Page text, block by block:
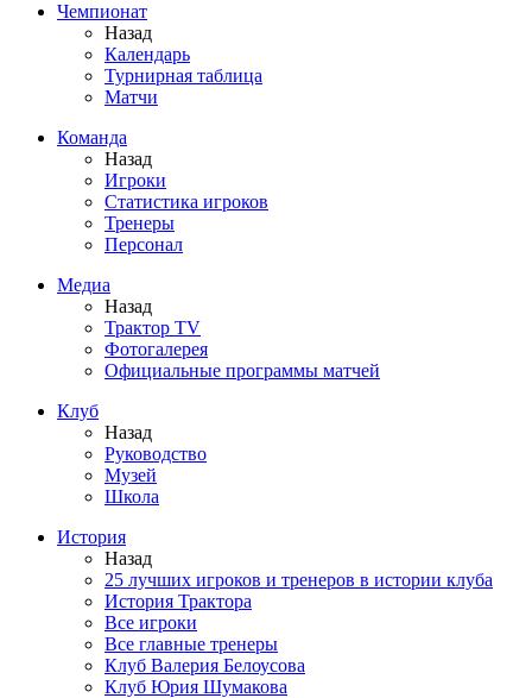
Чемпионат
Назад
Календарь
Турнирная таблица
Матчи
Команда
Назад
Игроки
Статистика игроков
Тренеры
Персонал
Медиа
Назад
Трактор TV
Фотогалерея
Официальные программы матчей
Клуб
Назад
Руководство
Музей
Школа
История
Назад
25 лучших игроков и тренеров в истории клуба
История Трактора
Все игроки
Все главные тренеры
Клуб Валерия Белоусова
Клуб Юрия Шумакова